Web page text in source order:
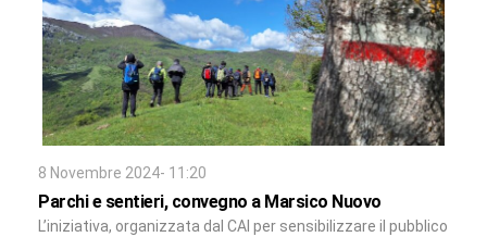
8 Novembre 2024- 11:20
Parchi e sentieri, convegno a Marsico Nuovo
L’iniziativa, organizzata dal CAI per sensibilizzare il pubblico